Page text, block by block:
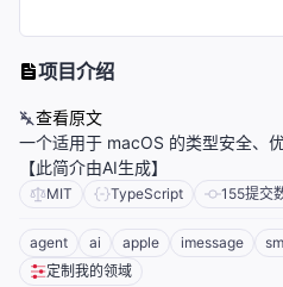
项目介绍
查看原文
一个适用于 macOS 的类型安全、
【此简介由AI生成】
MIT TypeScript 155提交
agent ai apple imessage
定制我的领域